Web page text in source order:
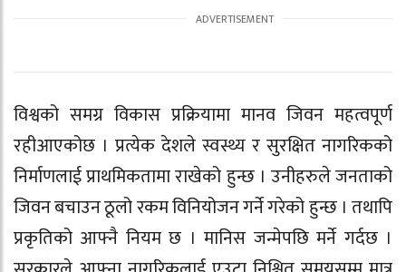
विश्वको समग्र विकास प्रक्रियामा मानव जिवन महत्वपूर्ण
रहीआएकोछ । प्रत्येक देशले स्वस्थ्य र सुरक्षित नागरिकको
निर्माणलाई प्राथमिकतामा राखेको हुन्छ । उनीहरुले जनताको
जिवन बचाउन ठूलो रकम विनियोजन गर्ने गरेको हुन्छ । तथापि
प्रकृतिको आफ्नै नियम छ । मानिस जन्मेपछि मर्ने गर्दछ ।